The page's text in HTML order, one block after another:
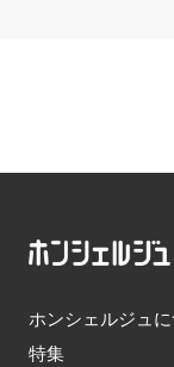
ホンシェルジュ
特集